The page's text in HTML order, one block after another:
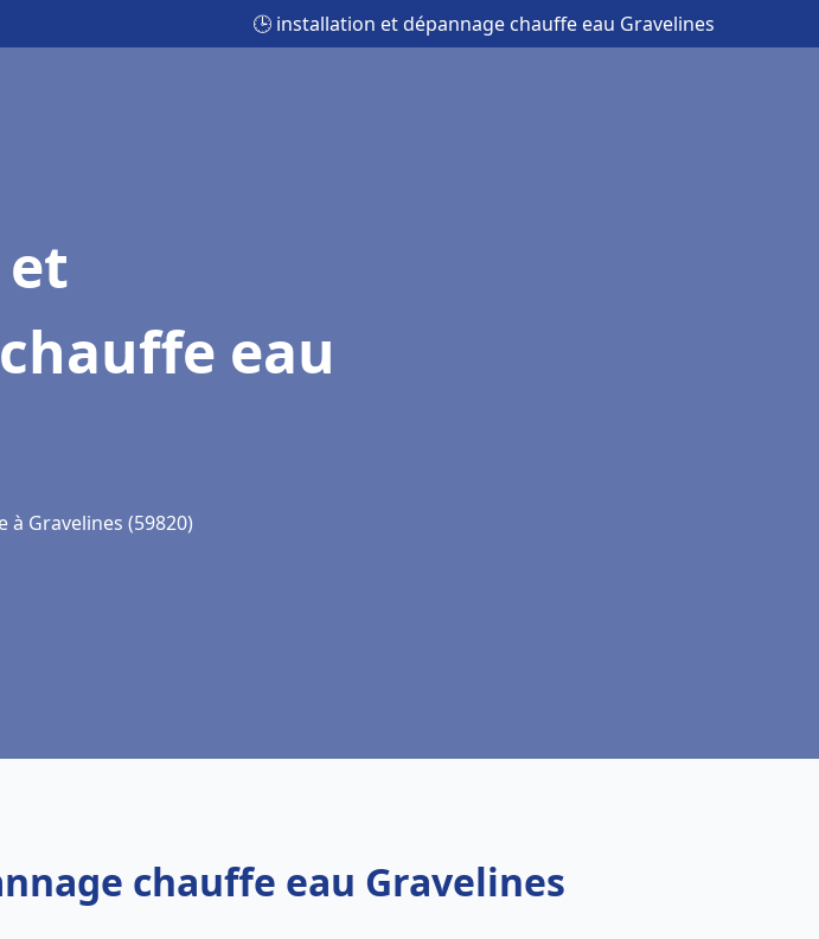
🕒 installation et dépannage chauffe eau Gravelines
eau
Gravelines (59820)
chauffe eau Gravelines